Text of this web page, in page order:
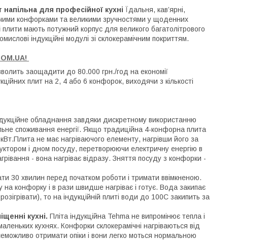
для професійної кухні Їдальня, кав’ярні,
конфорками та великими зручностями у щоденних
плити мають потужний корпус для великого багатолітрового
індукційні модулі зі склокерамічним покриттям.
заощадити до 80.000 грн./год на економії
плит на 2, 4 або 6 конфорок, виходячи з кількості
обладнання завдяки дискретному використанню
споживання енергії. Якщо традиційна 4-конфорна плита
не має нагріваючого елементу, нагрівши його за
і дном посуду, перетворюючи електричну енергію в
- вона нагріває відразу. Зняття посуду з конфорки -
30 хвилин перед початком роботи і тримати ввімкненою.
на конфорку і в рази швидше нагріває і готує. Вода закипає
то на індукційній плиті води до 100C закипить за
кухні. Пліта індукційна Tehma не випромінює тепла і
кухнях. Конфорки склокерамічні нагріваються від
отримати опіки і вони легко моться нормальною